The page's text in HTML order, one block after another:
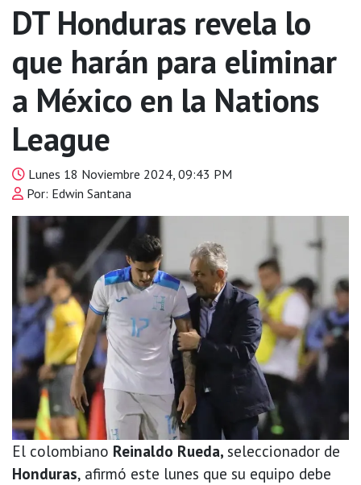
DT Honduras revela lo
que harán para eliminar
a México en la Nations
League
Lunes 18 Noviembre 2024, 09:43 PM
Por: Edwin Santana
El colombiano Reinaldo Rueda, seleccionador de
Honduras, afirmó este lunes que su equipo debe